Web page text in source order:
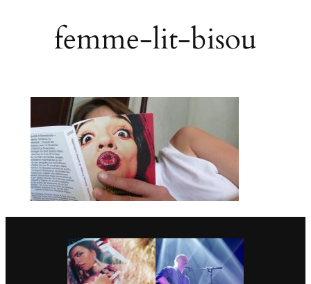
femme-lit-bisou